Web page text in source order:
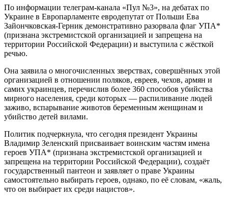
По информации телеграм-канала «Пул №3», на дебатах по
Украине в Европарламенте евродепутат от Польши Ева
Зайончковская-Герник демонстративно разорвала флаг УПА*
(признана экстремистской организацией и запрещена на
территории Российской Федерации) и выступила с жёсткой
речью.
Она заявила о многочисленных зверствах, совершённых этой
организацией в отношении поляков, евреев, чехов, армян и
самих украинцев, перечислив более 360 способов убийства
мирного населения, среди которых — распиливание людей
заживо, вспарывание животов беременным женщинам и
убийство детей вилами.
Политик подчеркнула, что сегодня президент Украины
Владимир Зеленский присваивает воинским частям имена
героев УПА* (признана экстремистской организацией и
запрещена на территории Российской Федерации), создаёт
государственный пантеон и заявляет о праве Украины
самостоятельно выбирать героев, однако, по её словам, «жаль,
что он выбирает их среди нацистов».